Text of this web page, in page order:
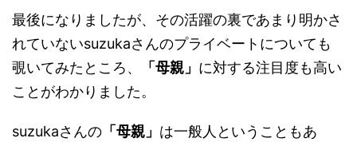
最後になりましたが、その活躍の裏であまり明かさ
れていないsuzukaさんのプライベートについても
覗いてみたところ、
「母親」 に対する注目度も高い
ことがわかりました。
suzukaさんの 「母親」 は一般人ということもあ